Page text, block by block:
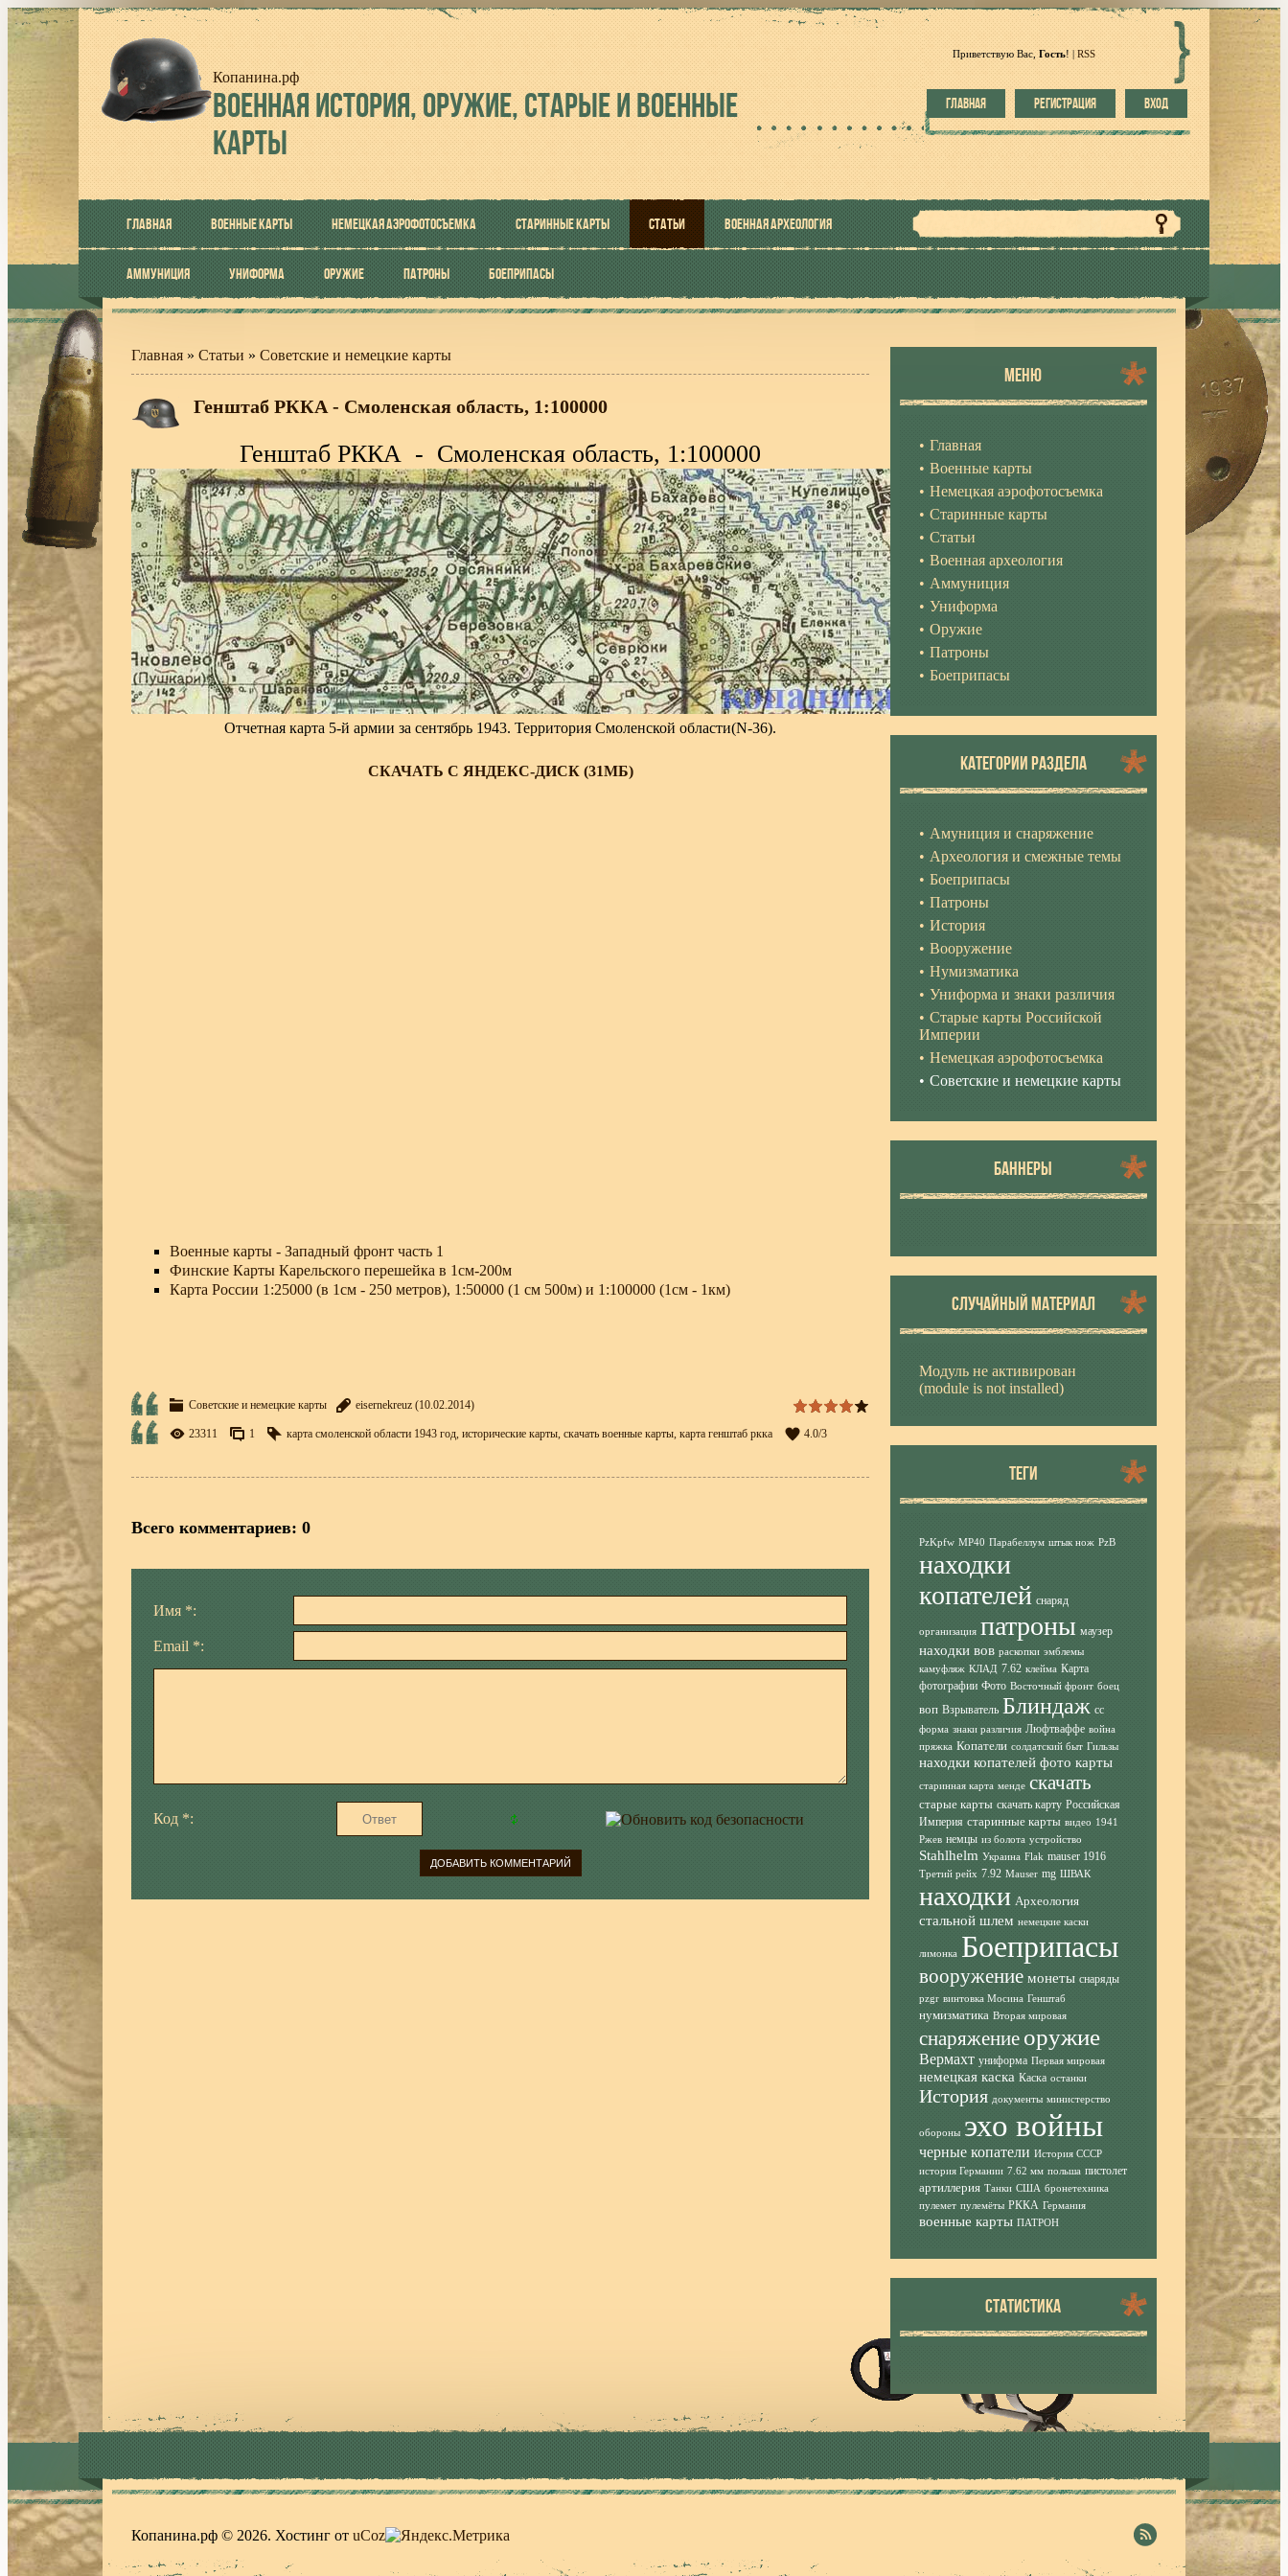
Копанина.рф
ВОЕННАЯИСТОРИЯ, ОРУЖИЕ, СТАРЫЕ И ВОЕННЫЕ
КАРТЫ
Приветствую Вас, Гость! RSS
ГЛАВНАЯ РЕГИСТРАЦИЯ ВХОД
ГЛАВНАЯ ВОЕННЫЕ КАРТЫ НЕМЕЦКАЯ АЭРОФОТОСЪЕМКА СТАРИННЫЕ КАРТЫ СТАТЬИ ВОЕННАЯ АРХЕОЛОГИЯ
АММУНИЦИЯ УНИФОРМА ОРУЖИЕ ПАТРОНЫ БОЕПРИПАСЫ
Главная » Статьи » Советские и немецкие карты
Генштаб РККА - Смоленская область, 1:100000
Генштаб РККА - Смоленская область, 1:100000
Отчетная карта 5-й армии за сентябрь 1943. Территория Смоленской области(N-36).
СКАЧАТЬ С ЯНДЕКС-ДИСК (31МБ)
Военные карты - Западный фронт часть 1
Финские Карты Карельского перешейка в 1см-200м
Карта России 1:25000 (в 1см - 250 метров), 1:50000 (1 см 500м) и 1:100000 (1см - 1км)
Советские и немецкие карты eisernekreuz (10.02.2014)
23311 1 карта смоленской области 1943 год, исторические карты, скачать военные карты, карта генштаб ркка 4.0/3
Всего комментариев: 0
Имя *:
Email *:
Код *:
МЕНЮ
Главная
Военные карты
Немецкая аэрофотосъемка
Старинные карты
Статьи
Военная археология
Аммуниция
Униформа
Оружие
Патроны
Боеприпасы
КАТЕГОРИИ РАЗДЕЛА
Амуниция и снаряжение
Археология и смежные темы
Боеприпасы
Патроны
История
Вооружение
Нумизматика
Униформа и знаки различия
Старые карты Российской
Империи
Немецкая аэрофотосъемка
Советские и немецкие карты
БАННЕРЫ
СЛУЧАЙНЫЙ МАТЕРИАЛ
Модуль не активирован
(module is not installed)
ТЕГИ
PzKpfw MP40 Парабеллум штык нож PzB
находки
копателей снаряд
организация патроны маузер
находки вов раскопки эмблемы
камуфляж КЛАД 7.62 клейма Карта
фотографии Фото Восточный фронт боец
воп Взрыватель Блиндаж сс
форма знаки различия Люфтваффе война
пряжка Копатели солдатский быт Гильзы
находки копателей фото карты
старинная карта менде скачать
старые карты скачать карту Российская
Империя старинные карты видео 1941
Ржев немцы из болота устройство
Stahlhelm Украина Flak mauser 1916
Третий рейх 7.92 Mauser mg ШВАК
находки Археология
стальной шлем немецкие каски
лимонка Боеприпасы
вооружение монеты снаряды
pzgr винтовка Мосина Генштаб
нумизматика Вторая мировая
снаряжение оружие
Вермахт униформа Первая мировая
немецкая каска Каска останки
История документы министерство
обороны эхо войны
черные копатели История СССР
история Германии 7.62 мм польша пистолет
артиллерия Танки США бронетехника
пулемет пулемёты РККА Германия
военные карты ПАТРОН
СТАТИСТИКА
Копанина.рф © 2026. Хостинг от uCoz